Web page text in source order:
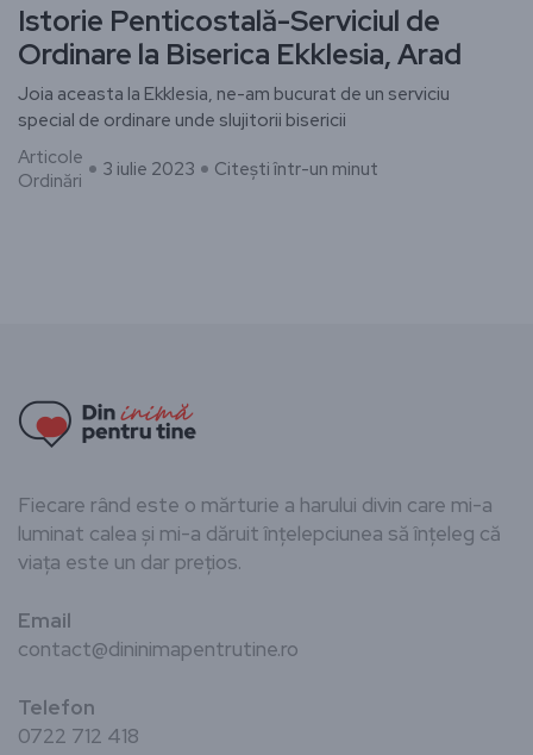
Istorie Penticostală-Serviciul de
Ordinare la Biserica Ekklesia, Arad
Joia aceasta la Ekklesia, ne-am bucurat de un serviciu
special de ordinare unde slujitorii bisericii
Articole
Ordinări
3 iulie 2023 Citești într-un minut
Fiecare rând este o mărturie a harului divin care mi-a
luminat calea și mi-a dăruit înțelepciunea să înțeleg că
viața este un dar prețios.
Email
contact@dininimapentrutine.ro
Telefon
0722 712 418